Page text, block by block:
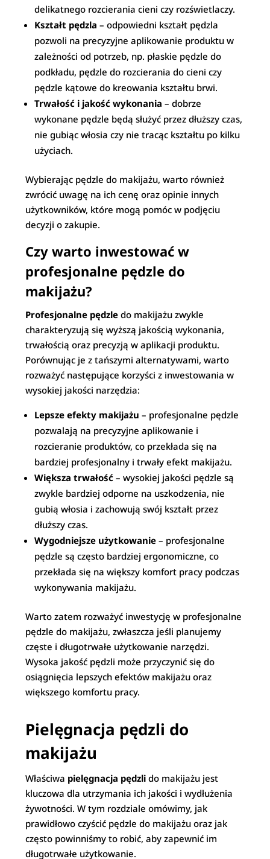
delikatnego rozcierania cieni czy rozświetlaczy.
Kształt pędzla – odpowiedni kształt pędzla
pozwoli na precyzyjne aplikowanie produktu w
zależności od potrzeb, np. płaskie pędzle do
podkładu, pędzle do rozcierania do cieni czy
pędzle kątowe do kreowania kształtu brwi.
Trwałość i jakość wykonania – dobrze
wykonane pędzle będą służyć przez dłuższy czas,
nie gubiąc włosia czy nie tracąc kształtu po kilku
użyciach.
Wybierając pędzle do makijażu, warto również
zwrócić uwagę na ich cenę oraz opinie innych
użytkowników, które mogą pomóc w podjęciu
decyzji o zakupie.
Czy warto inwestować w
profesjonalne pędzle do
makijażu?
Profesjonalne pędzle do makijażu zwykle
charakteryzują się wyższą jakością wykonania,
trwałością oraz precyzją w aplikacji produktu.
Porównując je z tańszymi alternatywami, warto
rozważyć następujące korzyści z inwestowania w
wysokiej jakości narzędzia:
Lepsze efekty makijażu – profesjonalne pędzle
pozwalają na precyzyjne aplikowanie i
rozcieranie produktów, co przekłada się na
bardziej profesjonalny i trwały efekt makijażu.
Większa trwałość – wysokiej jakości pędzle są
zwykle bardziej odporne na uszkodzenia, nie
gubią włosia i zachowują swój kształt przez
dłuższy czas.
Wygodniejsze użytkowanie – profesjonalne
pędzle są często bardziej ergonomiczne, co
przekłada się na większy komfort pracy podczas
wykonywania makijażu.
Warto zatem rozważyć inwestycję w profesjonalne
pędzle do makijażu, zwłaszcza jeśli planujemy
częste i długotrwałe użytkowanie narzędzi.
Wysoka jakość pędzli może przyczynić się do
osiągnięcia lepszych efektów makijażu oraz
większego komfortu pracy.
Pielęgnacja pędzli do
makijażu
Właściwa pielęgnacja pędzli do makijażu jest
kluczowa dla utrzymania ich jakości i wydłużenia
żywotności. W tym rozdziale omówimy, jak
prawidłowo czyścić pędzle do makijażu oraz jak
często powinniśmy to robić, aby zapewnić im
długotrwałe użytkowanie.